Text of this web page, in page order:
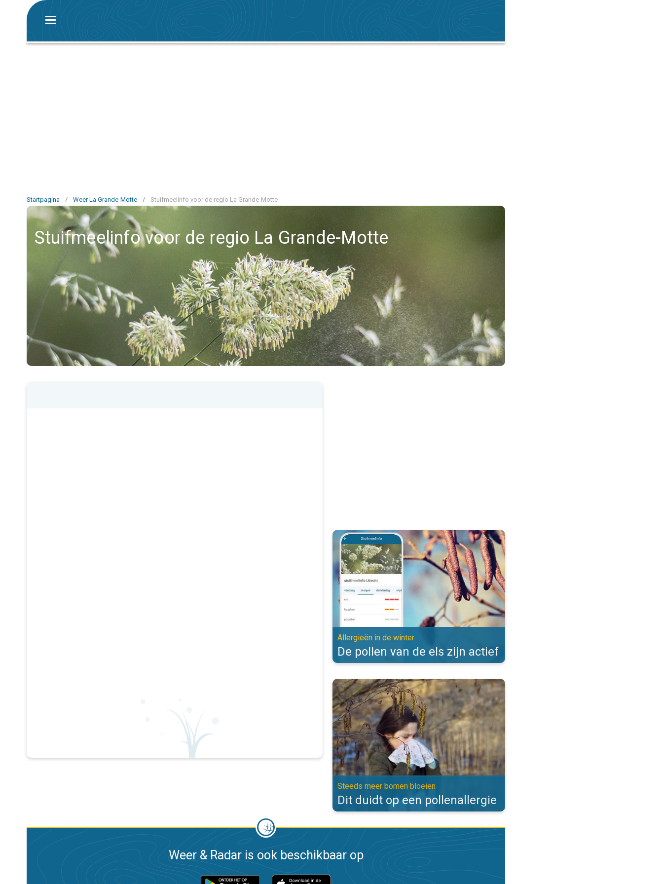
Startpagina / Weer La Grande-Motte / Stuifmeelinfo voor de regio La Grande-Motte
Stuifmeelinfo voor de regio La Grande-Motte
De pollen van de els zijn actief. Allergieën in de winter. . .
Allergieën in de winter
De pollen van de els zijn actief
Dit duidt op een pollenallergie. Steeds meer bomen bloeien. . .
Steeds meer bomen bloeien
Dit duidt op een pollenallergie
Weer & Radar is ook beschikbaar op